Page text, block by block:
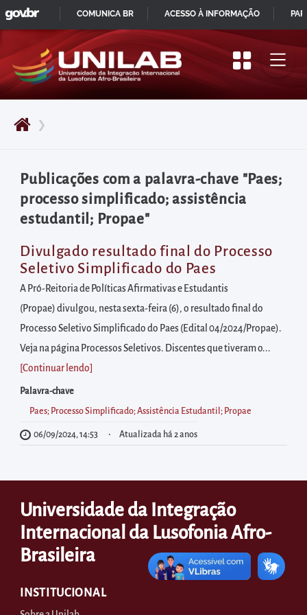
Pular
para
início
do
principal
Acessar
diretamente
o
menu
principal
Acessar
diretamente
à
área
para
realizar
buscas
internas
Acessar
informações
postas
no
❯
Publicações com a palavra-chave "Paes;
processo simplificado; assistência
estudantil; Propae"
Divulgado resultado final do Processo
Seletivo Simplificado do Paes
A Pró-Reitoria de Políticas Afirmativas e Estudantis
(Propae) divulgou, nesta sexta-feira (6), o resultado final do
Processo Seletivo Simplificado do Paes (Edital 04/2024/Propae).
Veja na página Processos Seletivos. Discentes que tiveram o...
[Continuar lendo
Palavra-chave
Paes; Processo Simplificado; Assistência Estudantil; Propae
06/09/2024, 14:53 Atualizada há 2 anos
Universidade da Integração
Internacional da Lusofonia Afro-
Brasileira
INSTITUCIONAL
IR
PARA
CONTEÚDO
GOVBR
COMUNICA BR ACESSO À INFORMAÇÃO